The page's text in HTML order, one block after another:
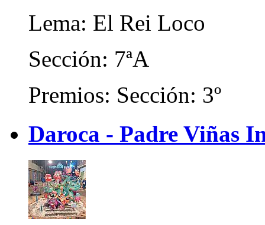
Lema: El Rei Loco
Sección: 7ªA
Premios: Sección: 3º
Daroca - Padre Viñas